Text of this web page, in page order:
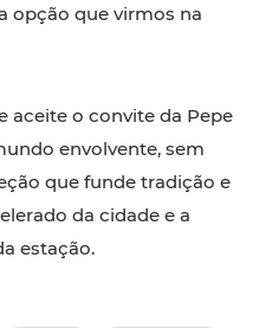
opção que virmos na
aceite o convite da Pepe
envolvente, sem
que funde tradição e
da cidade e a
estação.